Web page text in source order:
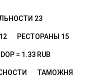
23
12 РЕСТОРАНЫ 15
= 1.33 RUB
ТАМОЖНЯ